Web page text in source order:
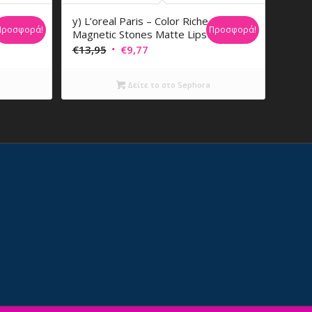
y) L’oreal Paris – Color Riche
Magnetic Stones Matte Lipstick
€13,95 Original
was:
€13,95.
€9,77Η
τιμή
είναι:
Προσφορά!
Δείτε το στο Sephora